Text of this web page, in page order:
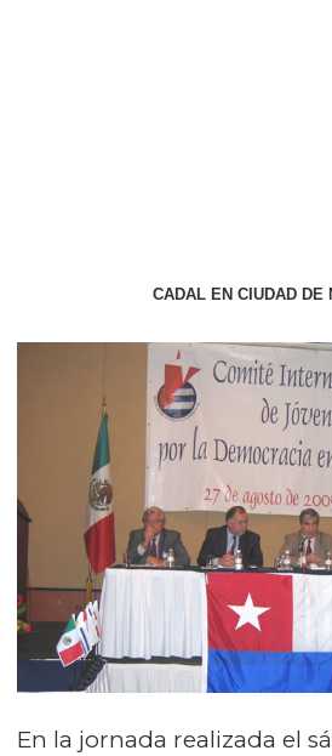
CADAL EN CIUDAD DE
En la jornada realizada el